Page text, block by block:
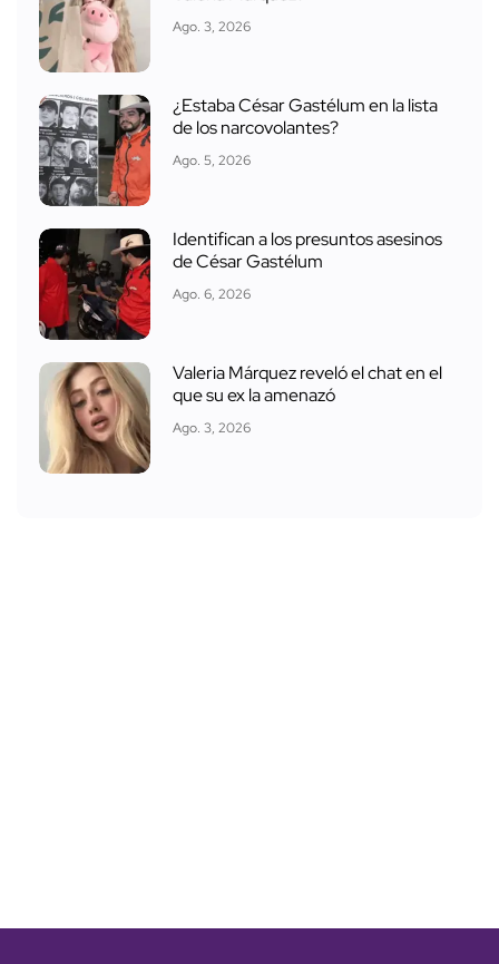
Ago. 3, 2026
¿Estaba César Gastélum en la lista
de los narcovolantes?
Ago. 5, 2026
Identifican a los presuntos asesinos
de César Gastélum
Ago. 6, 2026
Valeria Márquez reveló el chat en el
que su ex la amenazó
Ago. 3, 2026